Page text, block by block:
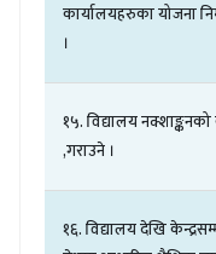
कार्यालयहरुकायोजना
।
१५.विद्यालयनक्शाङ्कनको
,गराउने ।
१६.विद्यालयदेखि